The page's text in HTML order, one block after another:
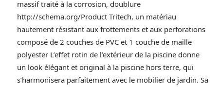
massif traité à la corrosion, doublure
http://schema.org/Product Tritech, un matériau
hautement résistant aux frottements et aux perforations
composé de 2 couches de PVC et 1 couche de maille
polyester L’effet rotin de l’extérieur de la piscine donne
un look élégant et original à la piscine hors terre, qui
s’harmonisera parfaitement avec le mobilier de jardin. Sa